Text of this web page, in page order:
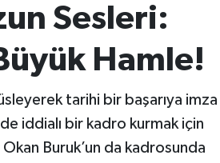
Sesleri:
Hamle!
tarihi bir başarıya imza
iddialı bir kadro kurmak için
Okan Buruk’un da kadrosunda